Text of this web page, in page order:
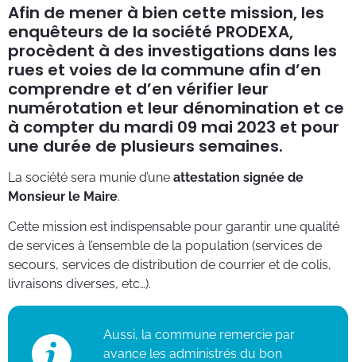
Afin de mener à bien cette mission, les
enquêteurs de la société PRODEXA,
procèdent à des investigations dans les
rues et voies de la commune afin d’en
comprendre et d’en vérifier leur
numérotation et leur dénomination et ce
à compter du mardi 09 mai 2023 et pour
une durée de plusieurs semaines.
La société sera munie d’une attestation signée de
Monsieur le Maire.
Cette mission est indispensable pour garantir une qualité
de services à l’ensemble de la population (services de
secours, services de distribution de courrier et de colis,
livraisons diverses, etc…).
Aussi, la commune remercie par
avance les administrés du bon